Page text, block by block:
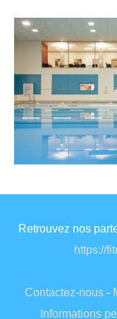
Retrouvez nos
https://
Contactez-nous-
Informations